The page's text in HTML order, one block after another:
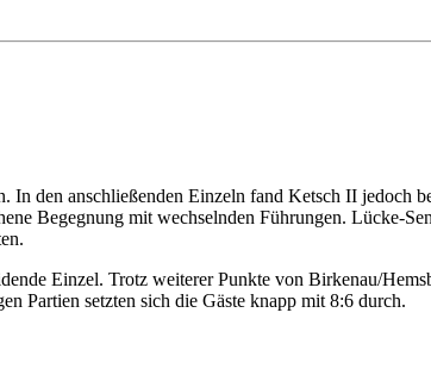
den anschließenden Einzeln fand Ketsch II jedoch
Begegnung mit wechselnden Führungen. Lücke-
Einzel. Trotz weiterer Punkte von Birkenau/
Partien setzten sich die Gäste knapp mit 8:6 durch.